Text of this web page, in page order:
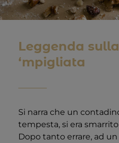
Leggenda
‘mpigliata
Si narra che un
tempesta, si era
Dopo tanto errare, ad